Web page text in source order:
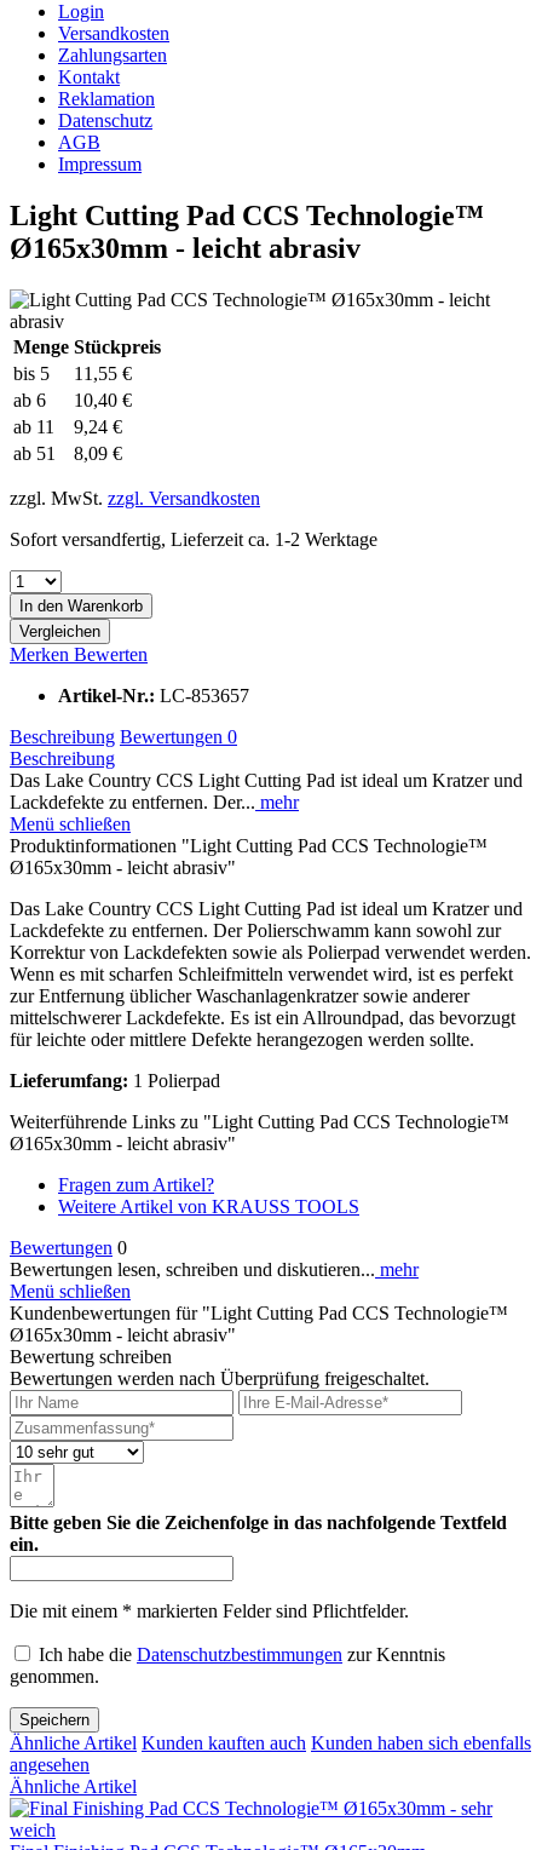
Login
Versandkosten
Zahlungsarten
Kontakt
Reklamation
Datenschutz
AGB
Impressum
Light Cutting Pad CCS Technologie™
Ø165x30mm - leicht abrasiv
Menge Stückpreis
bis 5
11,55 €
ab 6
10,40 €
ab 11
9,24 €
ab 51 8,09 €
zzgl. MwSt. zzgl. Versandkosten
Sofort versandfertig, Lieferzeit ca. 1-2 Werktage
In den Warenkorb
Vergleichen
Merken Bewerten
Artikel-Nr.: LC-853657
Beschreibung Bewertungen 0
Beschreibung
Das Lake Country CCS Light Cutting Pad ist ideal um Kratzer und
Lackdefekte zu entfernen. Der... mehr
Menü schließen
Produktinformationen "Light Cutting Pad CCS Technologie™
Ø165x30mm - leicht abrasiv"
Das Lake Country CCS Light Cutting Pad ist ideal um Kratzer und
Lackdefekte zu entfernen. Der Polierschwamm kann sowohl zur
Korrektur von Lackdefekten sowie als Polierpad verwendet werden.
Wenn es mit scharfen Schleifmitteln verwendet wird, ist es perfekt
zur Entfernung üblicher Waschanlagenkratzer sowie anderer
mittelschwerer Lackdefekte. Es ist ein Allroundpad, das bevorzugt
für leichte oder mittlere Defekte herangezogen werden sollte.
Lieferumfang: 1 Polierpad
Weiterführende Links zu "Light Cutting Pad CCS Technologie™
Ø165x30mm - leicht abrasiv"
Fragen zum Artikel?
Weitere Artikel von KRAUSS TOOLS
Bewertungen 0
Bewertungen lesen, schreiben und diskutieren... mehr
Menü schließen
Kundenbewertungen für "Light Cutting Pad CCS Technologie™
Ø165x30mm - leicht abrasiv"
Bewertung schreiben
Bewertungen werden nach Überprüfung freigeschaltet.
Bitte geben Sie die Zeichenfolge in das nachfolgende Textfeld
ein.
Die mit einem * markierten Felder sind Pflichtfelder.
Ich habe die Datenschutzbestimmungen zur Kenntnis
genommen.
Speichern
Ähnliche Artikel Kunden kauften auch Kunden haben sich ebenfalls
angesehen
Ähnliche Artikel